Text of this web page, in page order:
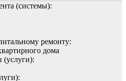
(системы):
ремонту:
дома
(услуги):